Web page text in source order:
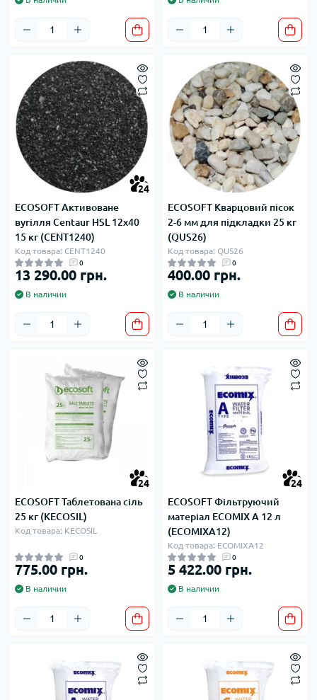
24
ECOSOFT Активоване
вугілля Centaur HSL 12x40
15 кг (CENT1240)
Код товара: CENT1240
0
13 290.00 грн.
В наличии
ECOSOFT Кварцовий пісок
2-6 мм для підкладки 25 кг
(QUS26)
Код товара: QUS26
0
400.00 грн.
В наличии
24
ECOSOFT Таблетована сіль
25 кг (KECOSIL)
Код товара: KECOSIL
0
775.00 грн.
В наличии
24
ECOSOFT Фільтруючий
матеріал ECOMIX A 12 л
(ECOMIXA12)
Код товара: ECOMIXA12
0
5 422.00 грн.
В наличии